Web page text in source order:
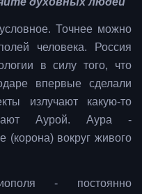
Точнее можно
человека. Россия
в силу того, что
впервые сделали
излучают какую-то
Аурой. Аура -
(корона) вокруг живого
- постоянно